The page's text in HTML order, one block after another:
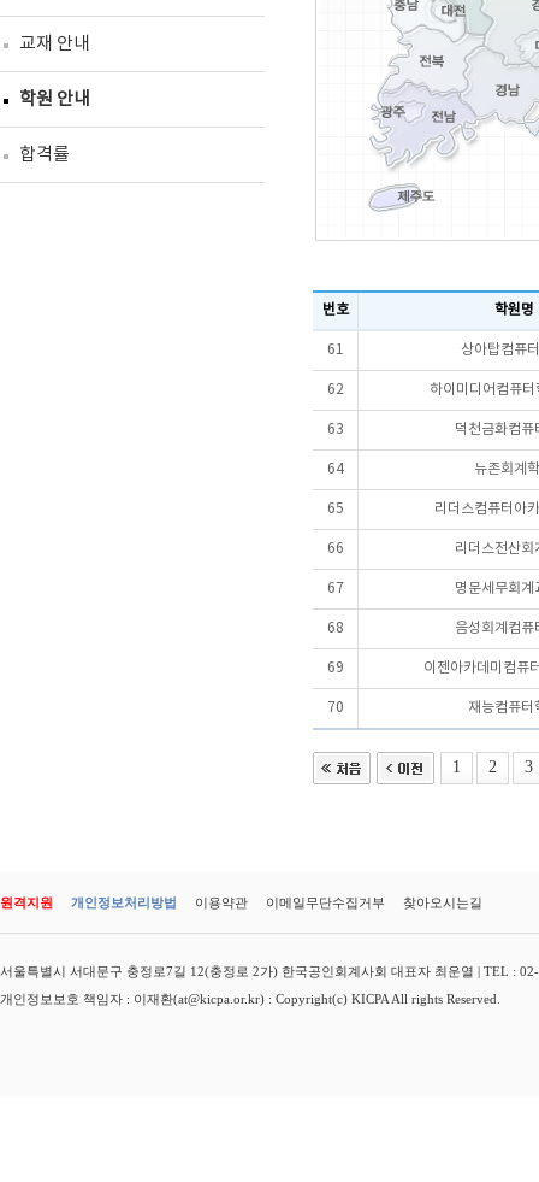
교재 안내
학원 안내
합격률
번호 학원명
61 상아탑컴퓨
62 하이미디어컴퓨
63 덕천금화컴퓨
64 뉴존회계
65 리더스컴퓨터아
66 리더스전산회
67 명문세무회계
68 음성회계컴퓨
69 이젠아카데미컴퓨
70 재능컴퓨터
1 2 3
원격지원 개인정보처리방법 이용약관 이메일무단수집거부 찾아오시는길
서울특별시 서대문구 충정로7길 12(충정로 2가) 한국공인회계사회 대표자 최운열 | TEL :
개인정보보호 책임자 : 이재환(at@kicpa.or.kr) : Copyright(c) KICPA All rights Reserved.